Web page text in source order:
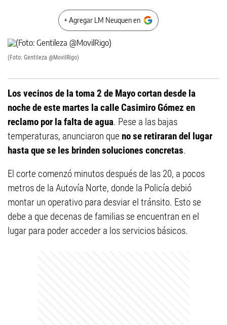
+ Agregar LM Neuquen en
(Foto: Gentileza @MovilRigo)
Los vecinos de la toma 2 de Mayo cortan desde la
noche de este martes la calle Casimiro Gómez en
reclamo por la falta de agua. Pese a las bajas
temperaturas, anunciaron que no se retiraran del lugar
hasta que se les brinden soluciones concretas.
El corte comenzó minutos después de las 20, a pocos
metros de la Autovía Norte, donde la Policía debió
montar un operativo para desviar el tránsito. Esto se
debe a que decenas de familias se encuentran en el
lugar para poder acceder a los servicios básicos.